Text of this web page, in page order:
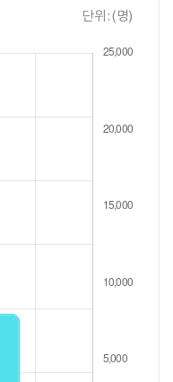
단위 : (명)